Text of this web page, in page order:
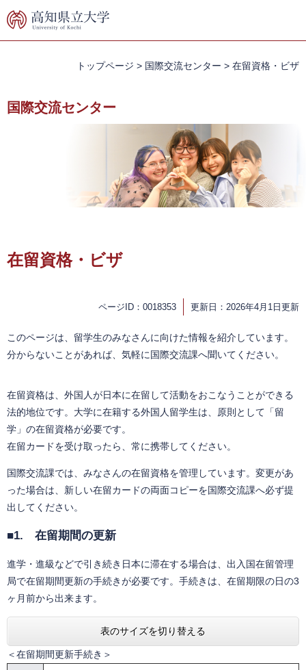
ー
す。
ニ
トップページ > 国際交流センター > 在留資格・ビザ
国際交流センター
在留資格・ビザ
ページID：0018353 更新日：2026年4月1日更新
このページは、留学生のみなさんに向けた情報を紹介しています。
分からないことがあれば、気軽に国際交流課へ聞いてください。
在留資格は、外国人が日本に在留して活動をおこなうことができる
法的地位です。大学に在籍する外国人留学生は、原則として「留
学」の在留資格が必要です。
在留カードを受け取ったら、常に携帯してください。
国際交流課では、みなさんの在留資格を管理しています。変更があ
った場合は、新しい在留カードの両面コピーを国際交流課へ必ず提
出してください。
■1. 在留期間の更新
進学・進級などで引き続き日本に滞在する場合は、出入国在留管理
局で在留期間更新の手続きが必要です。手続きは、在留期限の日の3
ヶ月前から出来ます。
表のサイズを切り替える
＜在留期間更新手続き＞